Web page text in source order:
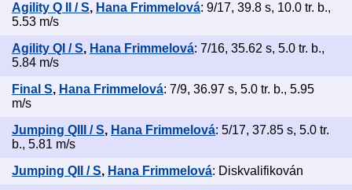
Agility Q II / S, Hana Frimmelová: 9/17, 39.8 s, 10.0 tr. b.,
5.53 m/s
Agility QI / S, Hana Frimmelová: 7/16, 35.62 s, 5.0 tr. b.,
5.84 m/s
Final S, Hana Frimmelová: 7/9, 36.97 s, 5.0 tr. b., 5.95
m/s
Jumping QIII / S, Hana Frimmelová: 5/17, 37.85 s, 5.0 tr.
b., 5.81 m/s
Jumping QII / S, Hana Frimmelová: Diskvalifikován